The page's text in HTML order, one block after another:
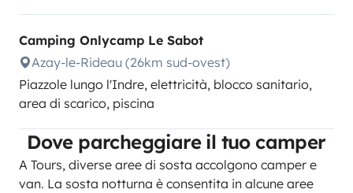
Camping Onlycamp Le Sabot
Azay-le-Rideau (26km sud-ovest)
Piazzole lungo l'Indre, elettricità, blocco sanitario,
area di scarico, piscina
Dove parcheggiare il tuo camper
A Tours, diverse aree di sosta accolgono camper e
van. La sosta notturna è consentita in alcune aree